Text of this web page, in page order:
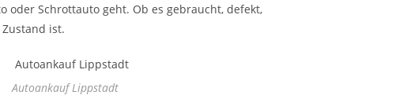
oder Schrottauto geht. Ob es gebraucht, defekt,
ist.
Autoankauf Lippstadt